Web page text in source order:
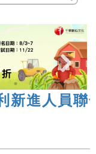
進人員聯合